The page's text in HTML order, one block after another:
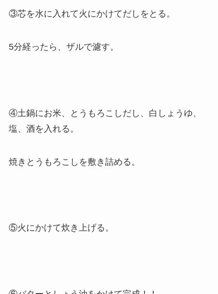
③芯を水に入れて火にかけてだしをとる。
5分経ったら、ザルで濾す。
④土鍋にお米、とうもろこしだし、白しょうゆ、
塩、酒を入れる。
焼きとうもろこしを敷き詰める。
⑤火にかけて炊き上げる。